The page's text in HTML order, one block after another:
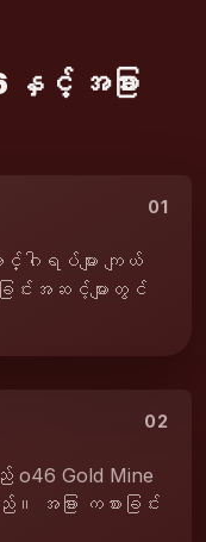
င့် အခြား
01
ဂါရပ်များ ကျယ်
င်းအဆင့်များတွင်
02
o46 Gold Mine
ြား ကစားခြင်း